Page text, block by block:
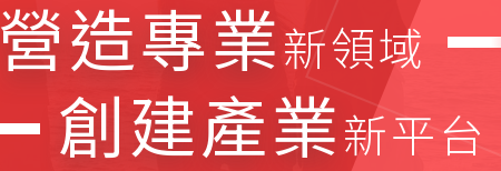
營造專業新領域
創建產業新平台